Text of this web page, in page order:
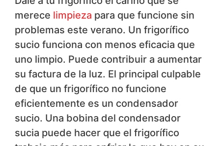
merece limpieza para que funcione sin
problemas este verano. Un frigorífico
sucio funciona con menos eficacia que
uno limpio. Puede contribuir a aumentar
su factura de la luz. El principal culpable
de que un frigorífico no funcione
eficientemente es un condensador
sucio. Una bobina del condensador
sucia puede hacer que el frigorífico